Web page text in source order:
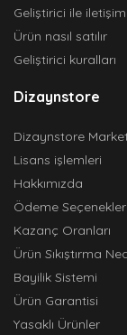
Geliştirici ile iletişim
Ürün nasıl satılır
Geliştirici kuralları
Dizaynstore
Dizaynstore
Lisans işlemleri
Hakkımızda
Ödeme Seçenekleri
Kazanç Oranları
Ürün Sıkıştırma
Bayilik Sistemi
Ürün Garantisi
Yasaklı Ürünler